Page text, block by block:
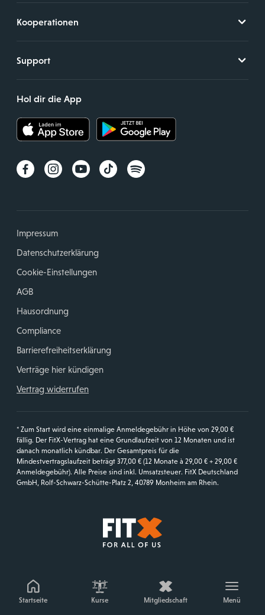
Startseite Kurse Mitgliedschaft Menü
Kooperationen
Support
Hol dir die App
Impressum
Datenschutzerklärung
Cookie-Einstellungen
AGB
Hausordnung
Compliance
Barrierefreiheitserklärung
Verträge hier kündigen
Vertrag widerrufen
* Zum Start wird eine einmalige Anmeldegebühr in Höhe von 29,00 €
fällig. Der FitX-Vertrag hat eine Grundlaufzeit von 12 Monaten und ist
danach monatlich kündbar. Der Gesamtpreis für die
Mindestvertragslaufzeit beträgt 377,00 € (12 Monate à 29,00 € + 29,00 €
Anmeldegebühr). Alle Preise sind inkl. Umsatzsteuer. FitX Deutschland
GmbH, Rolf-Schwarz-Schütte-Platz 2, 40789 Monheim am Rhein.
Startseite